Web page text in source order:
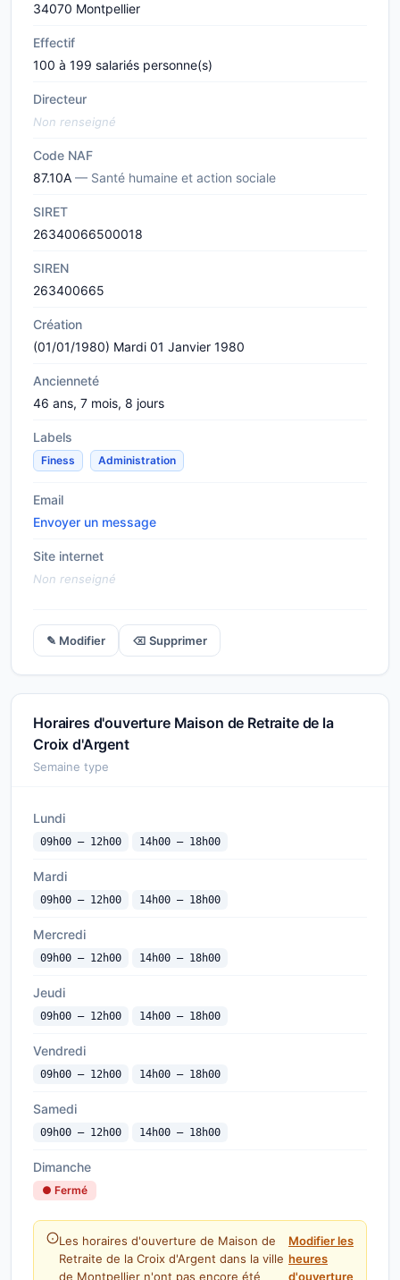
34070 Montpellier
Effectif
100 à 199 salariés personne(s)
Directeur
Non renseigné
Code NAF
87.10A — Santé humaine et action sociale
SIRET
26340066500018
SIREN
263400665
Création
(01/01/1980) Mardi 01 Janvier 1980
Ancienneté
46 ans, 7 mois, 8 jours
Labels
Finess Administration
Email
Envoyer un message
Site internet
Non renseigné
✎ Modifier ⌫ Supprimer
Horaires d'ouverture Maison de Retraite de la
Croix d'Argent
Semaine type
Lundi
09h00 — 12h00 14h00 — 18h00
Mardi
09h00 — 12h00 14h00 — 18h00
Mercredi
09h00 — 12h00 14h00 — 18h00
Jeudi
09h00 — 12h00 14h00 — 18h00
Vendredi
09h00 — 12h00 14h00 — 18h00
Samedi
09h00 — 12h00 14h00 — 18h00
Dimanche
● Fermé
Les horaires d'ouverture de Maison de
Retraite de la Croix d'Argent dans la ville
de Montpellier n'ont pas encore été
Modifier les
heures
d'ouverture